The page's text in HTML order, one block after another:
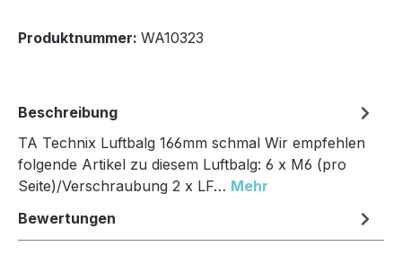
Produktnummer: WA10323
Beschreibung
TA Technix Luftbalg 166mm schmal Wir empfehlen
folgende Artikel zu diesem Luftbalg: 6 x M6 (pro
Seite)/Verschraubung 2 x LF… Mehr
Bewertungen